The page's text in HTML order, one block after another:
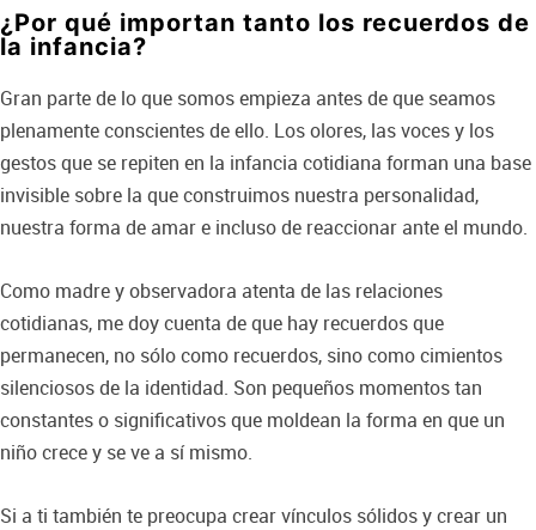
¿Por qué importan tanto los recuerdos de
la infancia?
Gran parte de lo que somos empieza antes de que seamos
plenamente conscientes de ello. Los olores, las voces y los
gestos que se repiten en la infancia cotidiana forman una base
invisible sobre la que construimos nuestra personalidad,
nuestra forma de amar e incluso de reaccionar ante el mundo.
Como madre y observadora atenta de las relaciones
cotidianas, me doy cuenta de que hay recuerdos que
permanecen, no sólo como recuerdos, sino como cimientos
silenciosos de la identidad. Son pequeños momentos tan
constantes o significativos que moldean la forma en que un
niño crece y se ve a sí mismo.
Si a ti también te preocupa crear vínculos sólidos y crear un